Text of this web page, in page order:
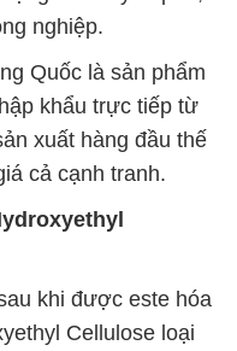
nghiệp.
Quốc là sản phẩm
khẩu trực tiếp từ
xuất hàng đầu thế
cả cạnh tranh.
khi được este hóa
Cellulose loại